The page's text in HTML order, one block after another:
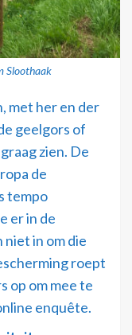
Sloothaak
met her en der
geelgors of
zien. De
de
tempo
er in de
in om die
roept
op om mee te
enquête.